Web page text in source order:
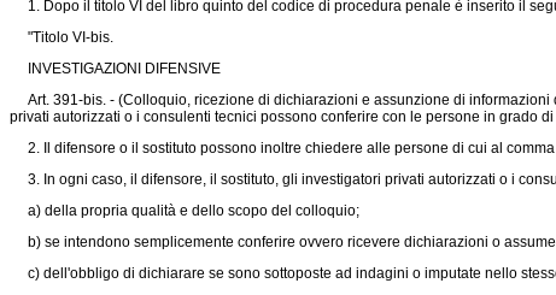
1. Dopo il titolo VI del libro quinto del codice di procedura penale è inserito il
"Titolo VI-bis.
INVESTIGAZIONI DIFENSIVE
Art. 391-bis. - (Colloquio, ricezione di dichiarazioni e assunzione di informazioni
privati autorizzati o i consulenti tecnici possono conferire con le persone in grado
2. Il difensore o il sostituto possono inoltre chiedere alle persone di cui al
3. In ogni caso, il difensore, il sostituto, gli investigatori privati autorizzati o i
a) della propria qualità e dello scopo del colloquio;
b) se intendono semplicemente conferire ovvero ricevere dichiarazioni o
c) dell'obbligo di dichiarare se sono sottoposte ad indagini o imputate nello